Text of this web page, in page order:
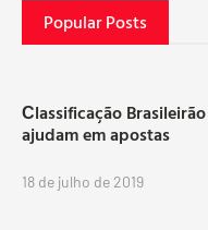
Popular Posts
Сlassificação
ajudam em apostas
18 de julho de 2019